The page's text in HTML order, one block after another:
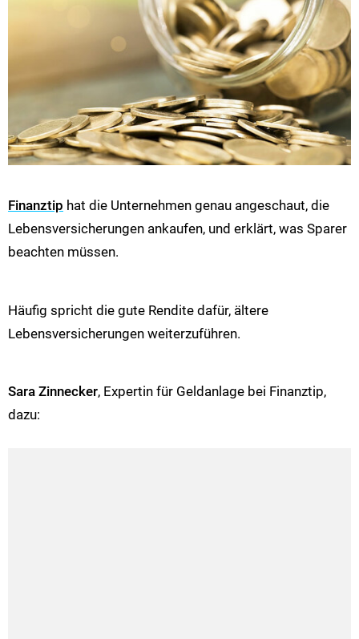
Finanztip hat die Unternehmen genau angeschaut, die
Lebensversicherungen ankaufen, und erklärt, was Sparer
beachten müssen.
Häufig spricht die gute Rendite dafür, ältere
Lebensversicherungen weiterzuführen.
Sara Zinnecker, Expertin für Geldanlage bei Finanztip,
dazu: